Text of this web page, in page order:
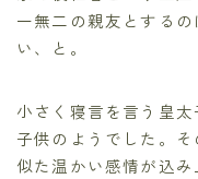
一無二の親友とする
い、と。
小さく寝言を言う皇
子供のようでした。
似た温かい感情が込